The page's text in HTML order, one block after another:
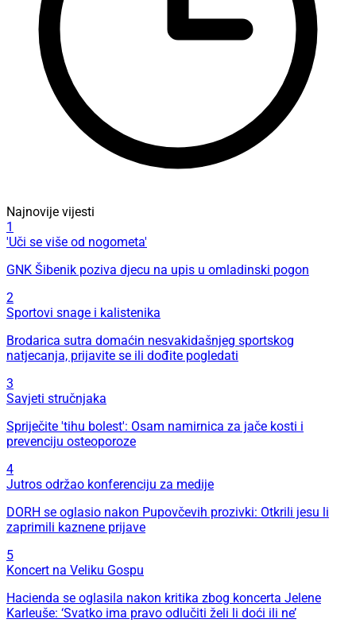
Najnovije vijesti
1
'Uči se više od nogometa'
GNK Šibenik poziva djecu na upis u omladinski pogon
2
Sportovi snage i kalistenika
Brodarica sutra domaćin nesvakidašnjeg sportskog
natjecanja, prijavite se ili dođite pogledati
3
Savjeti stručnjaka
Spriječite 'tihu bolest': Osam namirnica za jače kosti i
prevenciju osteoporoze
4
Jutros održao konferenciju za medije
DORH se oglasio nakon Pupovčevih prozivki: Otkrili jesu li
zaprimili kaznene prijave
5
Koncert na Veliku Gospu
Hacienda se oglasila nakon kritika zbog koncerta Jelene
Karleuše: ‘Svatko ima pravo odlučiti želi li doći ili ne’